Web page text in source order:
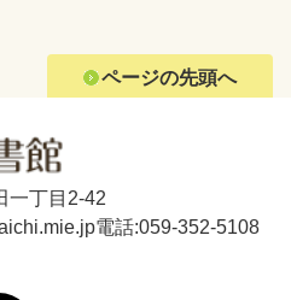
ページの先頭へ
一丁目2-42
電話:059-352-5108